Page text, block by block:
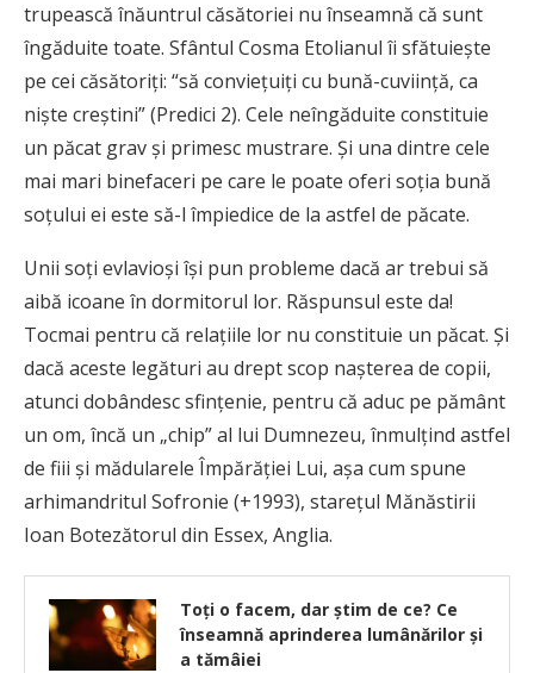
trupească înăuntrul căsătoriei nu înseamnă că sunt
îngăduite toate. Sfântul Cosma Etolianul îi sfătuieşte
pe cei căsătoriţi: “să convieţuiţi cu bună-cuviinţă, ca
nişte creştini” (Predici 2). Cele neîngăduite constituie
un păcat grav şi primesc mustrare. Şi una dintre cele
mai mari binefaceri pe care le poate oferi soţia bună
soţului ei este să-l împiedice de la astfel de păcate.
Unii soţi evlavioşi îşi pun probleme dacă ar trebui să
aibă icoane în dormitorul lor. Răspunsul este da!
Tocmai pentru că relaţiile lor nu constituie un păcat. Şi
dacă aceste legături au drept scop naşterea de copii,
atunci dobândesc sfinţenie, pentru că aduc pe pământ
un om, încă un „chip” al lui Dumnezeu, înmulţind astfel
de fiii şi mădularele Împărăţiei Lui, aşa cum spune
arhimandritul Sofronie (+1993), stareţul Mănăstirii
Ioan Botezătorul din Essex, Anglia.
Toți o facem, dar știm de ce? Ce
înseamnă aprinderea lumânărilor și
a tămâiei